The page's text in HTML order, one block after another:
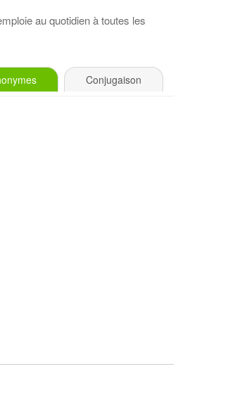
au quotidien à toutes les
Conjugaison